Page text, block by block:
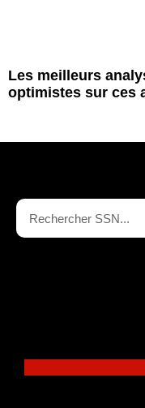
Les meilleurs
optimistes sur ces